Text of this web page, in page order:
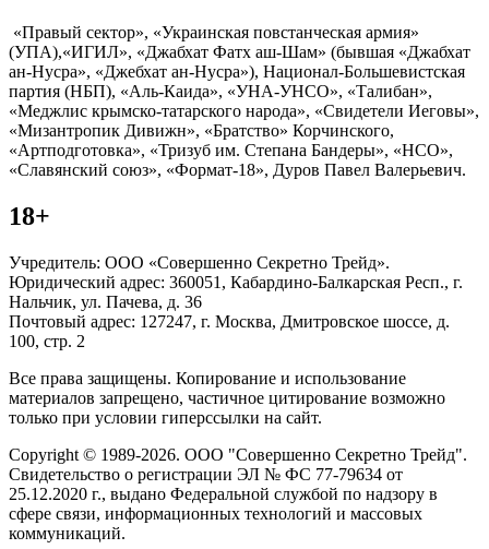
«Правый сектор», «Украинская повстанческая армия»
(УПА),«ИГИЛ», «Джабхат Фатх аш-Шам» (бывшая «Джабхат
ан-Нусра», «Джебхат ан-Нусра»), Национал-Большевистская
партия (НБП), «Аль-Каида», «УНА-УНСО», «Талибан»,
«Меджлис крымско-татарского народа», «Свидетели Иеговы»,
«Мизантропик Дивижн», «Братство» Корчинского,
«Артподготовка», «Тризуб им. Степана Бандеры», «НСО»,
«Славянский союз», «Формат-18», Дуров Павел Валерьевич.
18+
Учредитель: ООО «Совершенно Секретно Трейд».
Юридический адрес: 360051, Кабардино-Балкарская Респ., г.
Нальчик, ул. Пачева, д. 36
Почтовый адрес: 127247, г. Москва, Дмитровское шоссе, д.
100, стр. 2
Все права защищены. Копирование и использование
материалов запрещено, частичное цитирование возможно
только при условии гиперссылки на сайт.
Copyright © 1989-2026. ООО "Совершенно Секретно Трейд".
Свидетельство о регистрации ЭЛ № ФС 77-79634 от
25.12.2020 г., выдано Федеральной службой по надзору в
сфере связи, информационных технологий и массовых
коммуникаций.